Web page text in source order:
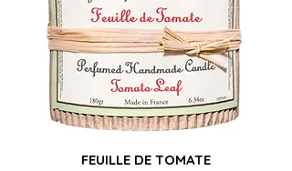
FEUILLE DE TOMATE